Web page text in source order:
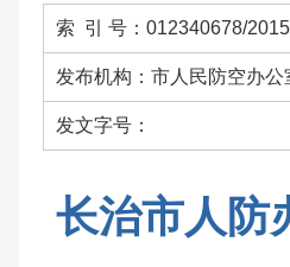
索 引 号：012340678/
发布机构：市人民防空办公
发文字号：
长治市人防